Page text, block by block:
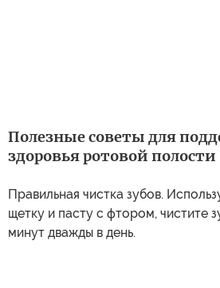
Полезные советы для
здоровья ротовой полости
Правильная чистка зубов.
щетку и пасту с фтором, чистите
минут дважды в день.